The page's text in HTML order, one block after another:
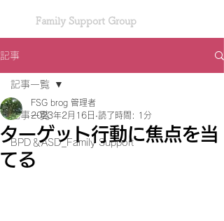
Family Support Group
記事
記事一覧
BPD＆ASD_Family Support
記事一覧
ターゲット行動に焦点を当
てる
FSG brog 管理者
2023年2月16日 読了時間: 1分